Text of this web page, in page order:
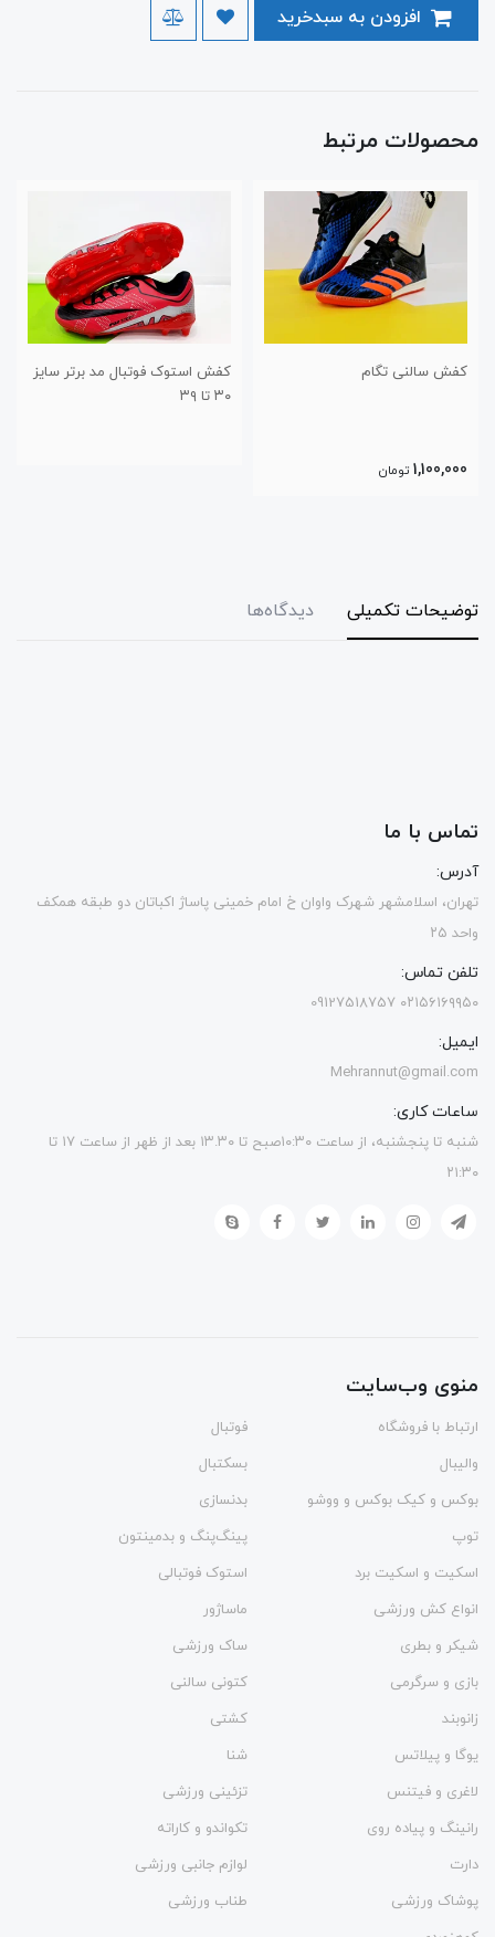
محصولات مرتبط
کفش استوک فوتبال مد برتر سایز
قلم بند خارجی پسرانه
توضیحات تکمیلی دیدگاه‌ها
تماس با ما
آدرس:
تهران، اسلامشهر شهرک واوان خ امام خمینی پاساژ اکباتان دو طبقه همکف
واحد ۲۵
تلفن تماس:
۰۲۱۵۶۱۶۹۹۵۰ 09127518757
ایمیل:
Mehrannut@gmail.com
ساعات کاری:
شنبه تا پنجشنبه، از ساعت ۱۰:۳۰صبح تا ۱۳.۳۰ بعد از ظهر از ساعت ۱۷ تا
۲۱:۳۰
منوی وب‌سایت
ارتباط با فروشگاه
فوتبال
والیبال
بسکتبال
بوکس و کیک بوکس و ووشو
بدنسازی
توپ
پینگ‌پنگ و بدمينتون
اسکیت و اسکیت برد
استوک فوتبالی
انواع کش ورزشی
ماساژور
شیکر و بطری
ساک ورزشی
بازی و سرگرمی
کتونی سالنی
زانوبند
کشتی
یوگا و پیلاتس
شنا
لاغری و فیتنس
تزئینی ورزشی
رانینگ و پیاده روی
تکواندو و کاراته
دارت
لوازم جانبی ورزشی
پوشاک ورزشی
طناب ورزشی